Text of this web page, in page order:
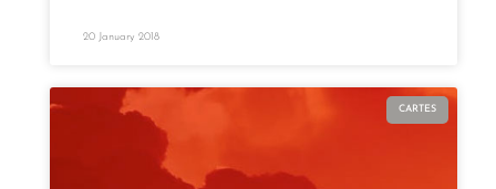
20 January 2018
CARTES